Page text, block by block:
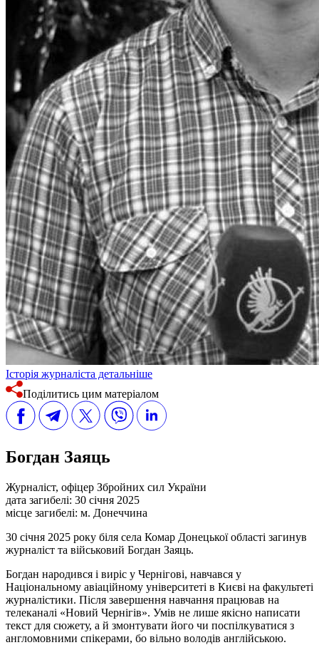
Історія журналіста детальніше
Поділитись цим матеріалом
Богдан Заяць
Журналіст, офіцер Збройних сил України
дата загибелі: 30 січня 2025
місце загибелі: м. Донеччина
30 січня 2025 року біля села Комар Донецької області загинув
журналіст та військовий Богдан Заяць.
Богдан народився і виріс у Чернігові, навчався у
Національному авіаційному університеті в Києві на факультеті
журналістики. Після завершення навчання працював на
телеканалі «Новий Чернігів». Умів не лише якісно написати
текст для сюжету, а й змонтувати його чи поспілкуватися з
англомовними спікерами, бо вільно володів англійською.